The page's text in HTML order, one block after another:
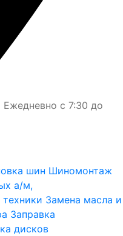
Ежедневно с 7:30 до
шин Шиномонтаж
а/м,
Замена масла и
Заправка
дисков